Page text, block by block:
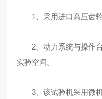
1、采用进口高压齿轮
2、动力系统与操作台
实验空间。
3、该试验机采用微机